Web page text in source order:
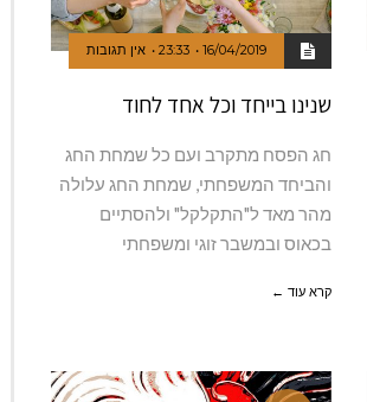
16/04/2019
23:33 אין תגובות
שנינו בייחד וכל אחד לחוד
חג הפסח מתקרב ועם כל שמחת החג
והביחד המשפחתי, שמחת החג עלולה
מהר מאד ל"התקלקל" ולהסתיים
בכאוס ובמשבר זוגי ומשפחתי
קרא עוד ←